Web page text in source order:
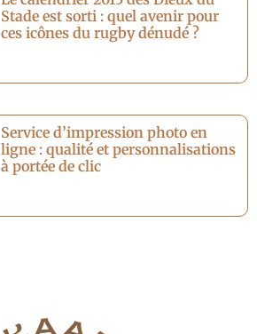
Stade est sorti : quel avenir pour
ces icônes du rugby dénudé ?
Service d’impression photo en
ligne : qualité et personnalisations
à portée de clic